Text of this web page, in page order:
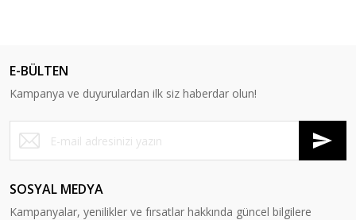
E-BÜLTEN
Kampanya ve duyurulardan ilk siz haberdar olun!
SOSYAL MEDYA
Kampanyalar, yenilikler ve fırsatlar hakkında güncel bilgilere